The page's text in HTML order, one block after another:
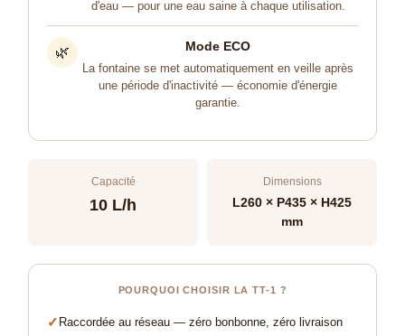
d'eau — pour une eau saine à chaque utilisation.
🌿 Mode ECO
La fontaine se met automatiquement en veille après
une période d'inactivité — économie d'énergie
garantie.
Capacité
10 L/h
Dimensions
L260 × P435 × H425
mm
POURQUOI CHOISIR LA TT-1 ?
✓ Raccordée au réseau — zéro bonbonne, zéro livraison